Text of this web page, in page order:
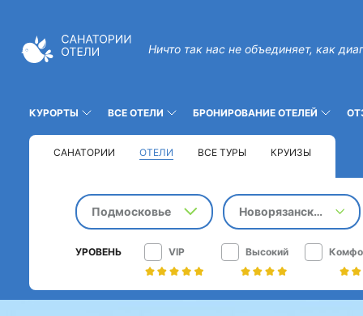
Ничто так нас не объединяет, как
КУРОРТЫ ВСЕ ОТЕЛИ БРОНИРОВАНИЕ ОТЕЛЕЙ
САНАТОРИИ ОТЕЛИ ВСЕ ТУРЫ КРУИЗЫ
Подмосковье Новорязанское шоссе
УРОВЕНЬ VIP Высокий